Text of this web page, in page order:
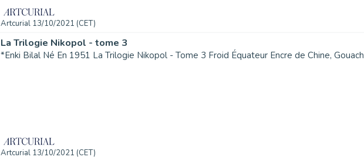
Artcurial 13/10/2021 (CET)
La Trilogie Nikopol - tome 3
Artcurial 13/10/2021 (CET)